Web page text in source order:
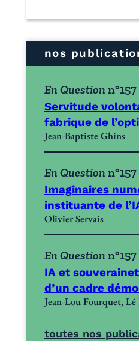
nos
Servitude
fabrique de
En Question n°157
Jean-Baptiste Ghins
Imaginaires
instituante de
En Question n°157
Olivier Servais
IA et
d’un cadre
En Question n°157
Jean-Lou Fourquet,
toutes nos